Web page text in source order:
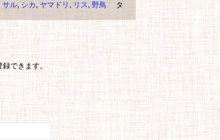
サル, シカ, ヤマドリ , リス, 野鳥 タ
できます。